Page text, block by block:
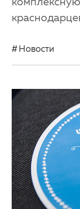
Новости